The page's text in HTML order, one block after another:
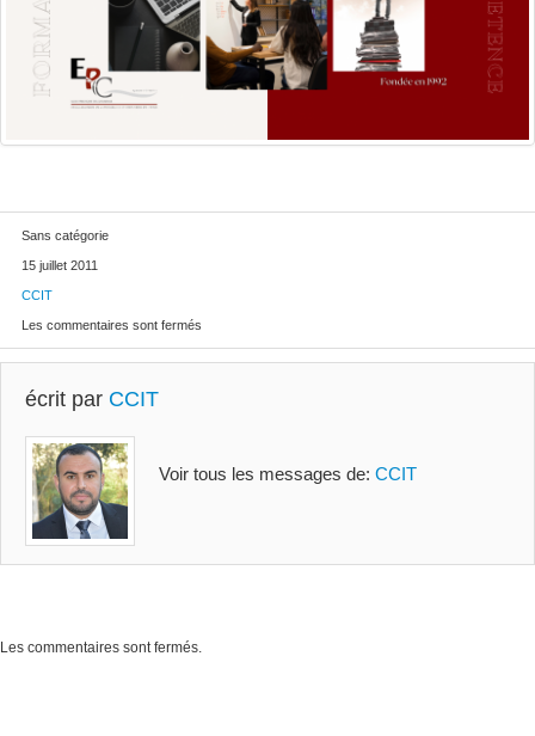
Sans catégorie
15 juillet 2011
CCIT
Les commentaires sont fermés
écrit par CCIT
Voir tous les messages de: CCIT
Les commentaires sont fermés.